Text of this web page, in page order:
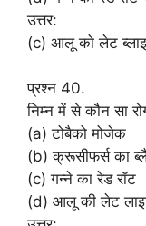
उत्तर:
(c) आलू को लेट
प्रश्न 40.
निम्न में से कौन सा रोग
(a) टोबैको मोजेक
(b) क्रूसीफर्स का
(c) गन्ने का रेड रॉट
(d) आलू की लेट